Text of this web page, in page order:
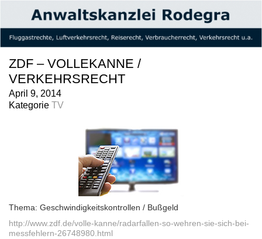
ZDF – VOLLEKANNE /
VERKEHRSRECHT
April 9, 2014
Kategorie TV
Thema: Geschwindigkeitskontrollen / Bußgeld
http://www.zdf.de/volle-kanne/radarfallen-so-wehren-sie-sich-bei-
messfehlern-26748980.html